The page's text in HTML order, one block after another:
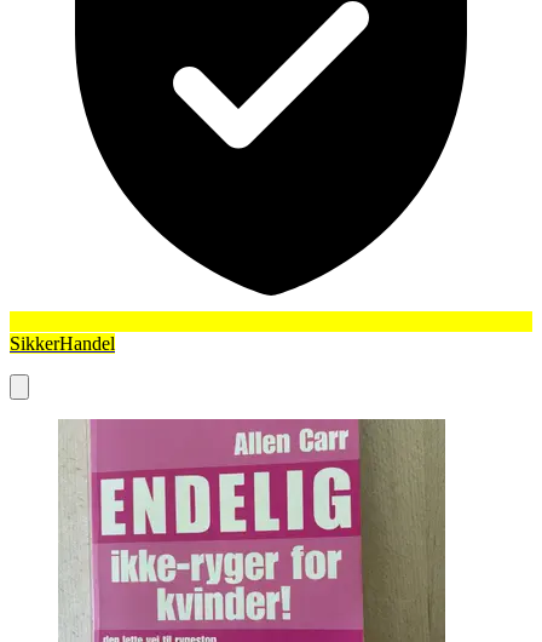
SikkerHandel